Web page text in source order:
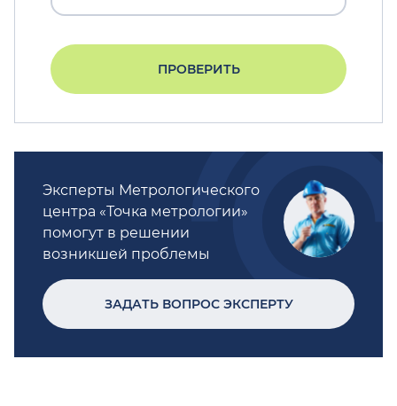
ПРОВЕРИТЬ
Эксперты Метрологического
центра «Точка метрологии»
помогут в решении
возникшей проблемы
ЗАДАТЬ ВОПРОС ЭКСПЕРТУ